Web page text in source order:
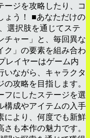
ージを攻略したり、コ
ょう！ ■あなただけの
選択肢を通じてステ
チャー」と、毎回異な
ク」の要素を組み合わ
レイヤーはゲーム内
いながら、キャラクタ
攻略を目指します。
フにしたステージを選
構成やアイテムの入手
により、何度でも新鮮
も本作の魅力です。